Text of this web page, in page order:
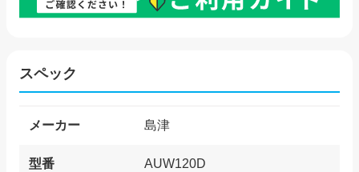
スペック
メーカー 島津
型番 AUW120D